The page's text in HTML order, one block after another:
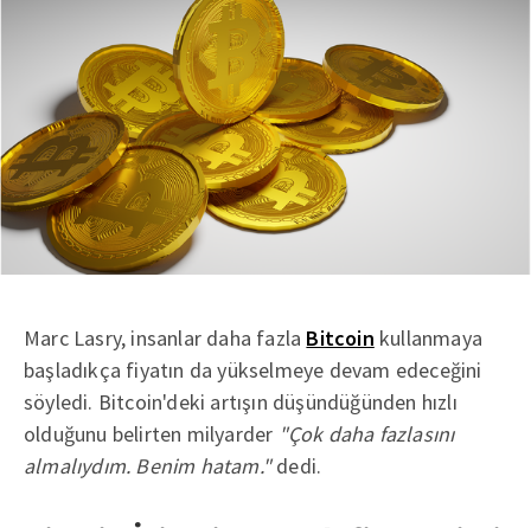
Marc Lasry, insanlar daha fazla Bitcoin kullanmaya
başladıkça fiyatın da yükselmeye devam edeceğini
söyledi. Bitcoin'deki artışın düşündüğünden hızlı
olduğunu belirten milyarder "Çok daha fazlasını
almalıydım. Benim hatam."dedi.